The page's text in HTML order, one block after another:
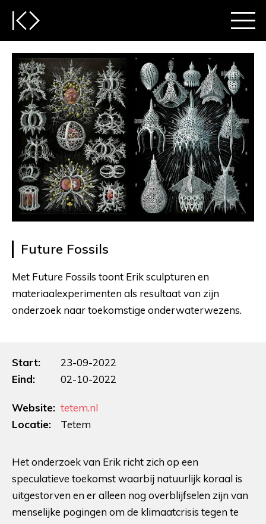
Future Fossils
Met Future Fossils toont Erik sculpturen en
materiaalexperimenten als resultaat van zijn
onderzoek naar toekomstige onderwaterwezens.
Start:
23-09-2022
Eind:
02-10-2022
Website: tetem.nl
Locatie:
Tetem
Het onderzoek van Erik richt zich op een
speculatieve toekomst waarbij natuurlijk koraal is
uitgestorven en er alleen nog overblijfselen zijn van
menselijke pogingen om de klimaatcrisis tegen te